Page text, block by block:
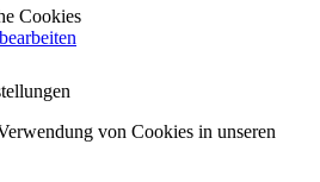
Cookies
von Cookies in unseren